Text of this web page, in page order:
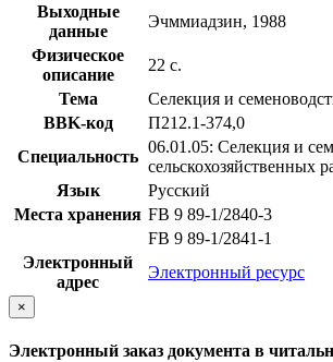
Выходные
данные
Эчммиадзин, 1988
Физическое
описание
22 с.
Тема
Селекция и
BBK-код
П212.1-374,0
Специальность
06.01.05: Селекция и
сельскохозяйственных
Язык
Русский
Места хранения FB 9 89-1/2840-3
FB 9 89-1/2841-1
Электронный
адрес
Электронный ресурс
×
Электронный заказ документа в